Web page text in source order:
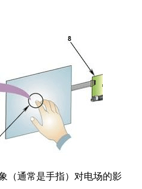
（通常是手指）对电场的影